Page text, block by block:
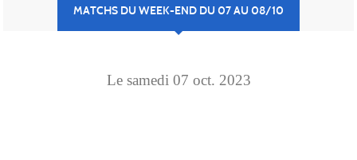
MATCHS DU WEEK-END DU 07 AU 08/10
Le samedi 07 oct. 2023